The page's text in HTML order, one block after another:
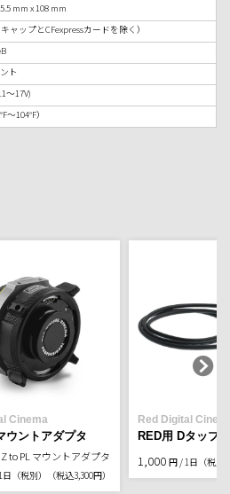
mm x 108 mm
ャップとCFexpressカードを除く）
ト
～17V)
104°F）
Cinema
ウントアダプタ
to PL マウントアダプタ
（税別） （税込3,300円）
Red Digital
RED用 Dタップ
1,000 円 / 1日（税別